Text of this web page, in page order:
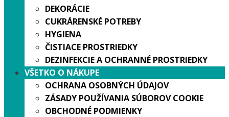
DEKORÁCIE
CUKRÁRENSKÉ POTREBY
HYGIENA
ČISTIACE PROSTRIEDKY
DEZINFEKCIE A OCHRANNÉ PROSTRIEDKY
VŠETKO O NÁKUPE
OCHRANA OSOBNÝCH ÚDAJOV
ZÁSADY POUŽÍVANIA SÚBOROV COOKIE
OBCHODNÉ PODMIENKY